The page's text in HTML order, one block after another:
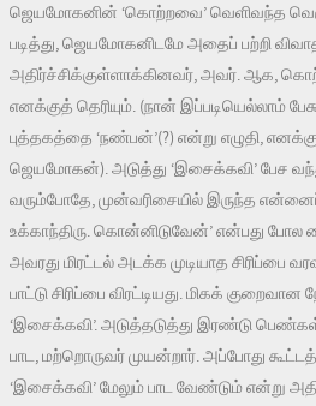
ஜெயமோகனின் ‘கொற்றவை’ வெளிவந்த
படித்து, ஜெயமோகனிடமே அதைப் பற்றி
அதிர்ச்சிக்குள்ளாக்கினவர், அவர். ஆக,
எனக்குத் தெரியும். (நான் இப்படியெல்லாம்
புத்தகத்தை ‘நண்பன்’(?) என்று எழுதி,
ஜெயமோகன்). அடுத்து ‘இசைக்கவி’ பேச
வரும்போதே, முன்வரிசையில் இருந்த
உக்காந்திரு. கொன்னிடுவேன்’ என்பது போல
அவரது மிரட்டல் அடக்க முடியாத சிரிப்பை
பாட்டு சிரிப்பை விரட்டியது. மிகக்
‘இசைக்கவி’. அடுத்தடுத்து இரண்டு
பாட, மற்றொருவர் முயன்றார். அப்போது
‘இசைக்கவி’ மேலும் பாட வேண்டும் என்று